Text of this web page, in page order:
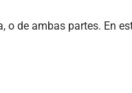
o de ambas partes. En